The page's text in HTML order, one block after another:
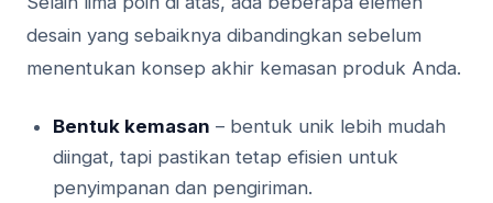
desain yang sebaiknya dibandingkan sebelum
menentukan konsep akhir kemasan produk Anda.
Bentuk kemasan – bentuk unik lebih mudah
diingat, tapi pastikan tetap efisien untuk
penyimpanan dan pengiriman.